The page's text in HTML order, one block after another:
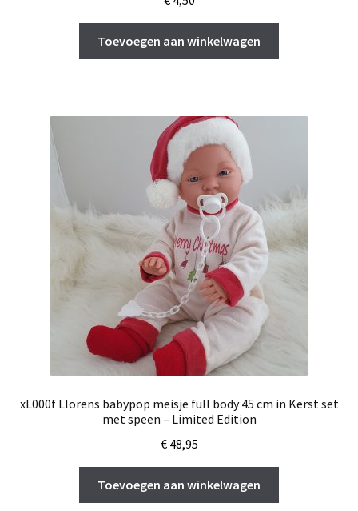
Toevoegen aan winkelwagen
xL000f Llorens babypop meisje full body 45 cm in Kerst set
met speen – Limited Edition
€48,95
Toevoegen aan winkelwagen